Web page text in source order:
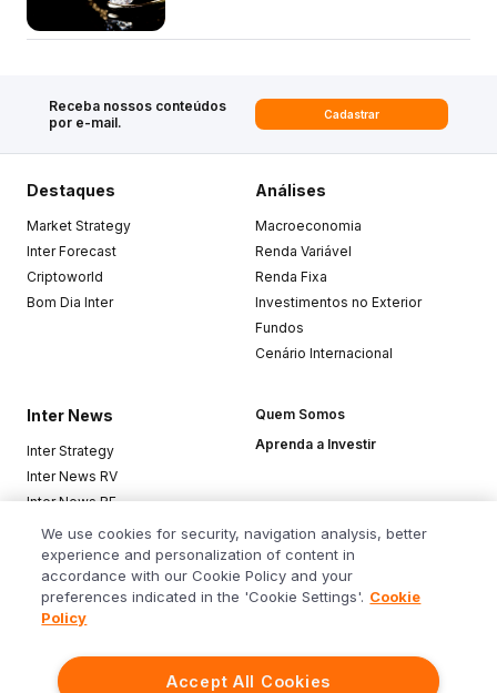
Receba nossos conteúdos
por e-mail.
Cadastrar
Destaques
Market Strategy
Inter Forecast
Criptoworld
Bom Dia Inter
Análises
Macroeconomia
Renda Variável
Renda Fixa
Investimentos no Exterior
Fundos
Cenário Internacional
Inter News
Inter Strategy
Inter News RV
Inter News RF
Top Funds
Quem Somos
Aprenda a Investir
Baixe o app
We use cookies for security, navigation analysis, better
experience and personalization of content in
accordance with our Cookie Policy and your
preferences indicated in the 'Cookie Settings'. Cookie
Policy
Accept All Cookies